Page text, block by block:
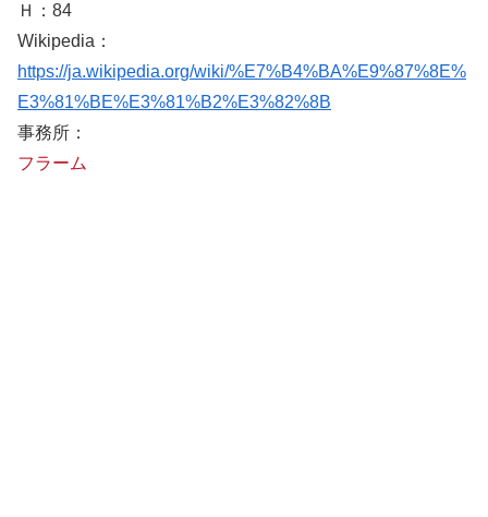
Ｈ：84
Wikipedia：
https://ja.wikipedia.org/wiki/%E7%B4%BA%E9%87%8E%
E3%81%BE%E3%81%B2%E3%82%8B
事務所：
フラーム